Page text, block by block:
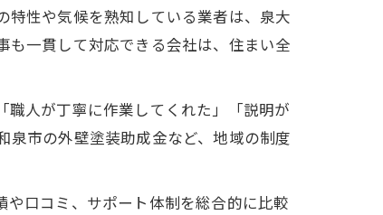
性や気候を熟知している業者は、泉大
一貫して対応できる会社は、住まい全
人が丁寧に作業してくれた」「説明が
市の外壁塗装助成金など、地域の制度
口コミ、サポート体制を総合的に比較